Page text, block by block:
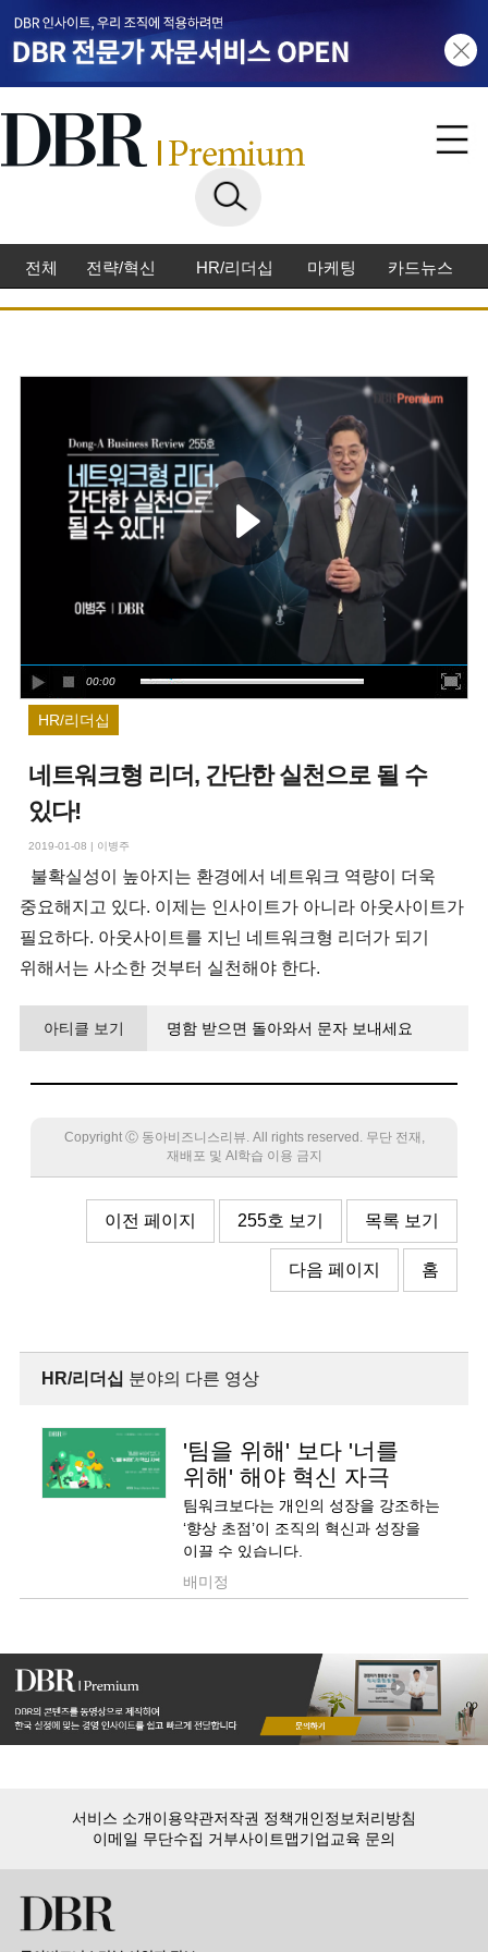
전체 전략/혁신 HR/리더십 마케팅 카드뉴스
00:00
HR/리더십
네트워크형 리더, 간단한 실천으로 될 수
있다!
2019-01-08 | 이병주
불확실성이 높아지는 환경에서 네트워크 역량이 더욱
중요해지고 있다. 이제는 인사이트가 아니라 아웃사이트가
필요하다. 아웃사이트를 지닌 네트워크형 리더가 되기
위해서는 사소한 것부터 실천해야 한다.
아티클 보기
명함 받으면 돌아와서 문자 보내세요
Copyright Ⓒ 동아비즈니스리뷰. All rights reserved. 무단 전재,
재배포 및 AI학습 이용 금지
이전 페이지 255호 보기 목록 보기
다음 페이지 홈
HR/리더십 분야의 다른 영상
'팀을 위해' 보다 '너를
위해' 해야 혁신 자극
팀워크보다는 개인의 성장을 강조하는
‘향상 초점’이 조직의 혁신과 성장을
이끌 수 있습니다.
배미정
서비스 소개이용약관저작권 정책개인정보처리방침
이메일 무단수집 거부사이트맵기업교육 문의